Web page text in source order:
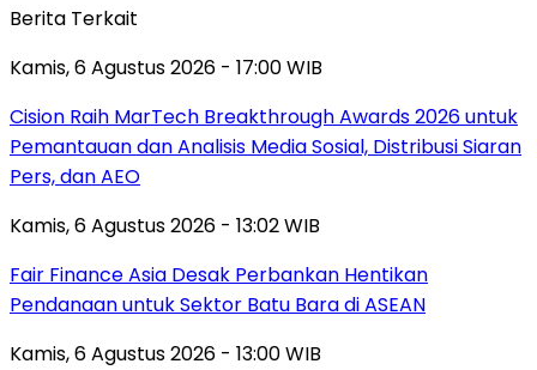
Berita Terkait
Kamis, 6 Agustus 2026 - 17:00 WIB
Cision Raih MarTech Breakthrough Awards 2026 untuk
Pemantauan dan Analisis Media Sosial, Distribusi Siaran
Pers, dan AEO
Kamis, 6 Agustus 2026 - 13:02 WIB
Fair Finance Asia Desak Perbankan Hentikan
Pendanaan untuk Sektor Batu Bara di ASEAN
Kamis, 6 Agustus 2026 - 13:00 WIB